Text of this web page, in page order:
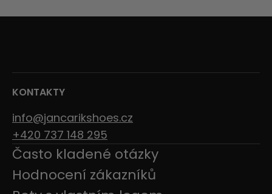
KONTAKTY
info@jancarikshoes.cz
+420 737 148 295
Často kladené otázky
Hodnocení zákazníků